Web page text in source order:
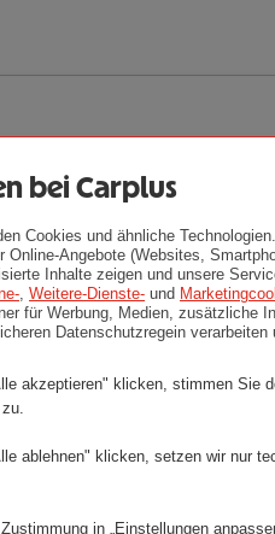
& Händler
bei Carplus
Cookies und ähnliche
Online-Angebote (Websites,
Inhalte zeigen und unsere
, Weitere-Dienste- und
für Werbung, Medien, zusätzliche
Datenschutzregein
akzeptieren" klicken, stimmen Sie
ablehnen" klicken, setzen wir nur
in „Einstellungen